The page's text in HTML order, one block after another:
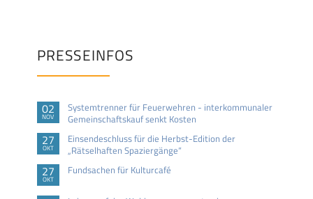
PRESSEINFOS
02
NOV
Systemtrenner für Feuerwehren - interkommunaler
Gemeinschaftskauf senkt Kosten
27
OKT
Einsendeschluss für die Herbst-Edition der
„Rätselhaften Spaziergänge“
27
OKT
Fundsachen für Kulturcafé